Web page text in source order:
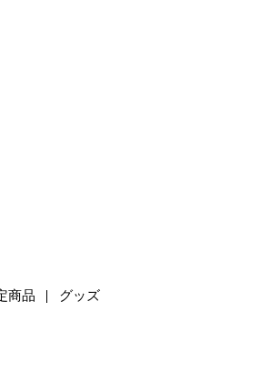
商品 グッズ